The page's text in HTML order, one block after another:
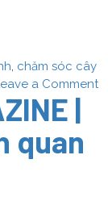
, chăm sóc cây
a Comment
|
quan